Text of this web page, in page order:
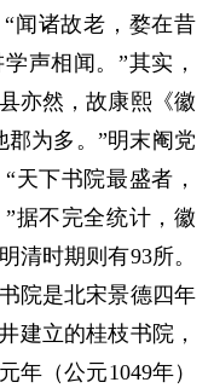
闻诸故老，婺在昔
声相闻。”其实，
亦然，故康熙《徽
为多。”明末阉党
天下书院最盛者，
据不完全统计，徽
清时期则有93所。
院是北宋景德四年
建立的桂枝书院，
年（公元1049年）